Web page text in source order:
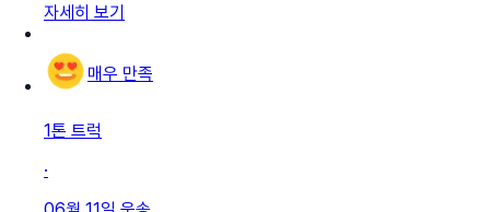
자세히 보기
매우 만족
1톤 트럭
·